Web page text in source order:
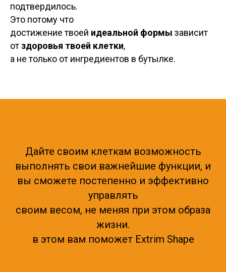
подтвердилось.
Это потому что
достижение твоей идеальной формы зависит
от здоровья твоей клетки,
а не только от ингредиентов в бутылке.
Дайте своим клеткам возможность
выполнять свои важнейшие функции, и
вы сможете постепенно и эффективно
управлять
своим весом, не меняя при этом образа
жизни.
в этом вам поможет Extrim Shape